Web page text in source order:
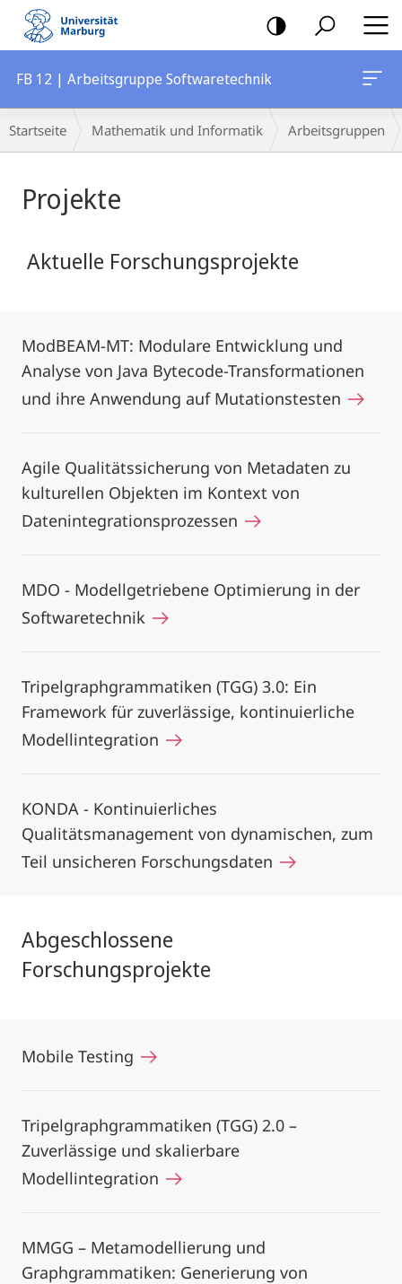
Mobile-
Navigation
FB 12 | Arbeitsgruppe Softwaretechnik
Breadcrumb-
Navigation
Startseite Mathematik und Informatik Arbeitsgruppen
Projekte
Aktuelle Forschungsprojekte
ModBEAM-MT: Modulare Entwicklung und
Analyse von Java Bytecode-Transformationen
und ihre Anwendung auf Mutationstesten
Agile Qualitätssicherung von Metadaten zu
kulturellen Objekten im Kontext von
Datenintegrationsprozessen
MDO - Modellgetriebene Optimierung in der
Softwaretechnik
Tripelgraphgrammatiken (TGG) 3.0: Ein
Framework für zuverlässige, kontinuierliche
Modellintegration
KONDA - Kontinuierliches
Qualitätsmanagement von dynamischen, zum
Teil unsicheren Forschungsdaten
Abgeschlossene
Forschungsprojekte
Mobile Testing
Tripelgraphgrammatiken (TGG) 2.0 –
Zuverlässige und skalierbare
Modellintegration
MMGG – Metamodellierung und
Graphgrammatiken: Generierung von